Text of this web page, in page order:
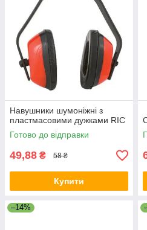
Навушники шумоніжні з
пластмасовими дужками RIC
Готово до відправки
49,88 ₴ 58 ₴
Купити
–14%